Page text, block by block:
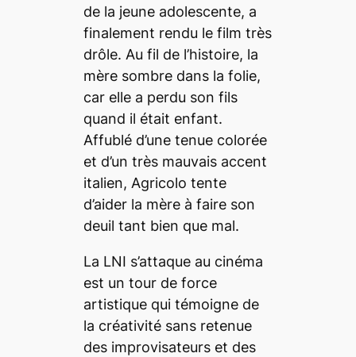
de la jeune adolescente, a
finalement rendu le film très
drôle. Au fil de l’histoire, la
mère sombre dans la folie,
car elle a perdu son fils
quand il était enfant.
Affublé d’une tenue colorée
et d’un très mauvais accent
italien, Agricolo tente
d’aider la mère à faire son
deuil tant bien que mal.
La LNI s’attaque au cinéma
est un tour de force
artistique qui témoigne de
la créativité sans retenue
des improvisateurs et des